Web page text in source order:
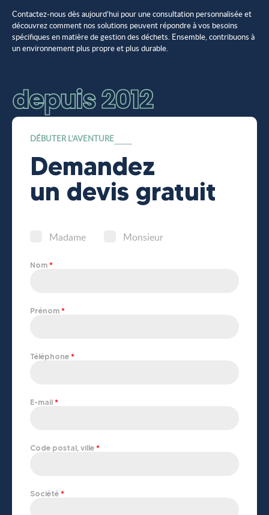
Contactez-nous dès aujourd’hui pour une consultation personnalisée et
découvrez comment nos solutions peuvent répondre à vos besoins
spécifiques en matière de gestion des déchets. Ensemble, contribuons à
un environnement plus propre et plus durable.
DÉBUTER L’AVENTURE
Demandez
un devis gratuit
Madame Monsieur
Nom
Prénom
Téléphone
E-mail
Code postal, ville
Société